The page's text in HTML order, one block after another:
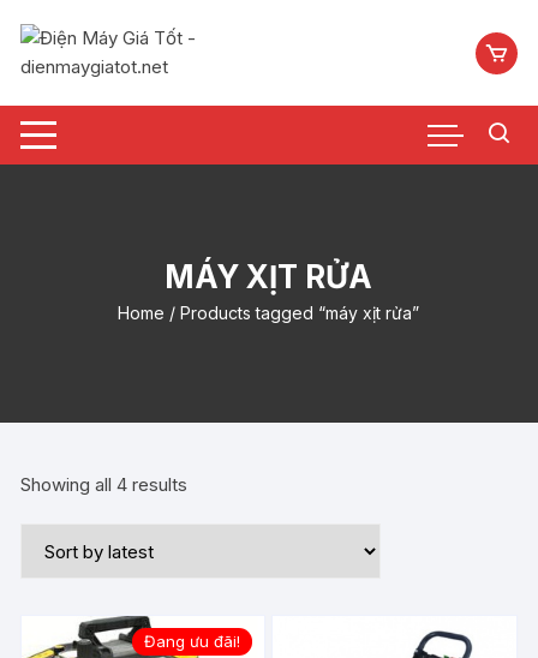
nội
MÁY XỊT RỬA
Home / Products tagged “máy xịt rửa”
Showing all 4 results
Đang ưu đãi!